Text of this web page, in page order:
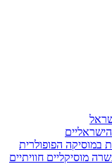
במוסיקה הפופולרית
מוסיקליים חוויתיים